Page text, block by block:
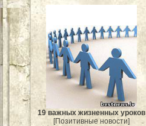
19 важных жизненных уроков
[Позитивные новости]